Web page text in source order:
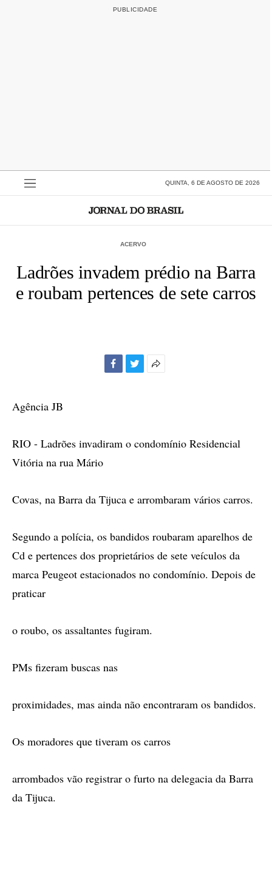
QUINTA, 6 DE AGOSTO DE 2026
ACERVO
Ladrões invadem prédio na Barra
e roubam pertences de sete carros
Agência JB
RIO - Ladrões invadiram o condomínio Residencial
Vitória na rua Mário
Covas, na Barra da Tijuca e arrombaram vários carros.
Segundo a polícia, os bandidos roubaram aparelhos de
Cd e pertences dos proprietários de sete veículos da
marca Peugeot estacionados no condomínio. Depois de
praticar
o roubo, os assaltantes fugiram.
PMs fizeram buscas nas
proximidades, mas ainda não encontraram os bandidos.
Os moradores que tiveram os carros
arrombados vão registrar o furto na delegacia da Barra
da Tijuca.